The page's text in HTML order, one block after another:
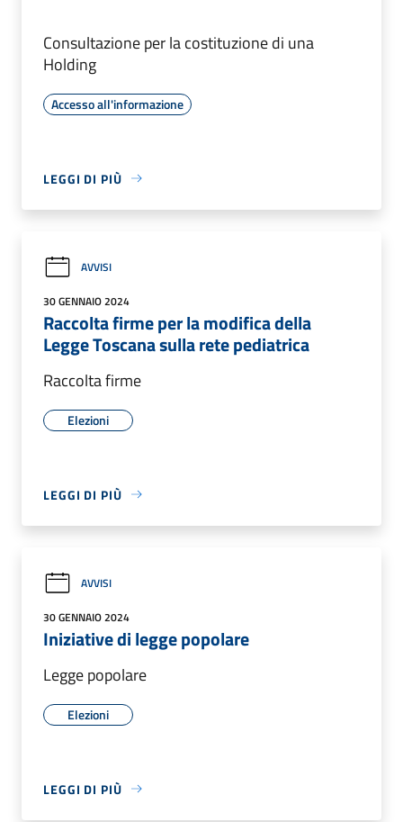
Consultazione per la costituzione di una
Holding
Accesso all'informazione
LEGGI DI PIÙ
AVVISI
30 GENNAIO 2024
Raccolta firme per la modifica della
Legge Toscana sulla rete pediatrica
Raccolta firme
Elezioni
LEGGI DI PIÙ
AVVISI
30 GENNAIO 2024
Iniziative di legge popolare
Legge popolare
Elezioni
LEGGI DI PIÙ